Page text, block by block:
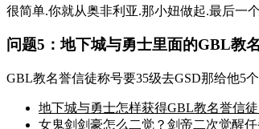
很简单.你就从奥非利亚.那小妞做起.最后一
问题5：地下城与勇士里面的GBL教
GBL教名誉信徒称号要35级去GSD那给他5
地下城与勇士怎样获得GBL教名誉信
女鬼剑剑豪怎么二觉？剑帝二次觉醒